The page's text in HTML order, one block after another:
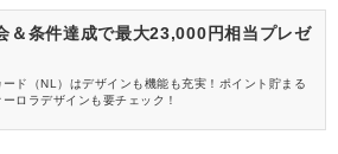
＆条件達成で最大23,000円相当プレゼ
ド（NL）はデザインも機能も充実！ポイント貯まる
ロラデザインも要チェック！